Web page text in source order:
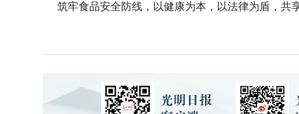
筑牢食品安全防线，以健康为本，以法律为盾，共